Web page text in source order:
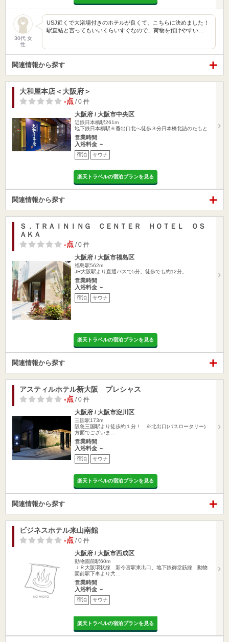
30代 女
性
USJ近くで大浴場付きのホテルが良くて、こちらに決めました！
駅直結と言ってもいいくらいすぐなので、荷物を預けやすい…
関連情報から探す
大和屋本店＜大阪府＞
-点 / 0 件
大阪府 / 大阪市中央区
近鉄日本橋駅261m
地下鉄日本橋駅６番出口北へ徒歩３分日本橋北詰のたもと
営業時間
入浴料金 ～
宿泊 サウナ
楽天トラベルの宿泊プランを見る
関連情報から探す
Ｓ．ＴＲＡＩＮＩＮＧ ＣＥＮＴＥＲ ＨＯＴＥＬ ＯＳ
ＡＫＡ
-点 / 0 件
大阪府 / 大阪市福島区
福島駅562m
JR大阪駅より直通バスで5分。徒歩でも約12分。
営業時間
入浴料金 ～
宿泊 サウナ
楽天トラベルの宿泊プランを見る
関連情報から探す
アスティルホテル新大阪 プレシャス
-点 / 0 件
大阪府 / 大阪市淀川区
三国駅173m
阪急三国駅より徒歩約１分！ ※北出口(バスロータリー)
方面でございま…
営業時間
入浴料金 ～
宿泊 サウナ
楽天トラベルの宿泊プランを見る
関連情報から探す
ビジネスホテル来山南館
-点 / 0 件
大阪府 / 大阪市西成区
動物園前駅60m
ＪＲ大阪環状線 新今宮駅東出口、地下鉄御堂筋線 動物
園前駅下車より共…
営業時間
入浴料金 ～
宿泊 サウナ
楽天トラベルの宿泊プランを見る